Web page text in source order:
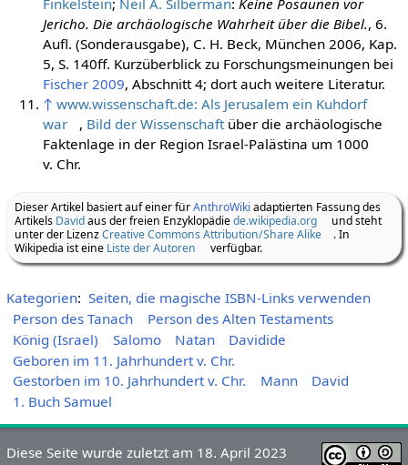
Jericho. Die archäologische Wahrheit über die Bibel., 6.
Aufl. (Sonderausgabe), C. H. Beck, München 2006, Kap.
5, S. 140ff. Kurzüberblick zu Forschungsmeinungen bei
Fischer 2009, Abschnitt 4; dort auch weitere Literatur.
↑ www.wissenschaft.de: Als Jerusalem ein Kuhdorf
war
, Bild der Wissenschaftüber die archäologische
Faktenlage in der Region Israel-Palästina um 1000
v. Chr.
Dieser Artikel basiert auf einer fürAnthroWiki adaptierten Fassung des
Artikels Davidaus der freien Enzyklopädiede.wikipedia.org
und steht
unter der LizenzCreative Commons Attribution/Share Alike
. In
Wikipedia ist eine Liste der Autoren verfügbar.
Kategorien: Seiten, die magische ISBN-Links verwenden
Person des Tanach
Person des Alten Testaments
König (Israel)
Salomo Natan
Davidide
Geboren im 11. Jahrhundert v. Chr.
Gestorben im 10. Jahrhundert v. Chr.
Mann
David
1. Buch Samuel
Diese Seite wurde zuletzt am 18. April 2023